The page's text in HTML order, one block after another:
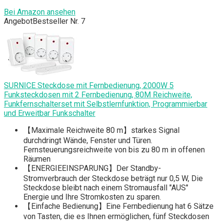
Bei Amazon ansehen
AngebotBestseller Nr. 7
SURNICE Steckdose mit Fernbedienung, 2000W 5
Funksteckdosen mit 2 Fernbedienung, 80M Reichweite,
Funkfernschalterset mit Selbstlernfunktion, Programmierbar
und Erweitbar Funkschalter
【Maximale Reichweite 80 m】starkes Signal
durchdringt Wände, Fenster und Türen.
Fernsteuerungsreichweite von bis zu 80 m in offenen
Räumen
【ENERGIEEINSPARUNG】Der Standby-
Stromverbrauch der Steckdose beträgt nur 0,5 W, Die
Steckdose bleibt nach einem Stromausfall "AUS"
Energie und Ihre Stromkosten zu sparen.
【Einfache Bedienung】Eine Fernbedienung hat 6 Sätze
von Tasten, die es Ihnen ermöglichen, fünf Steckdosen